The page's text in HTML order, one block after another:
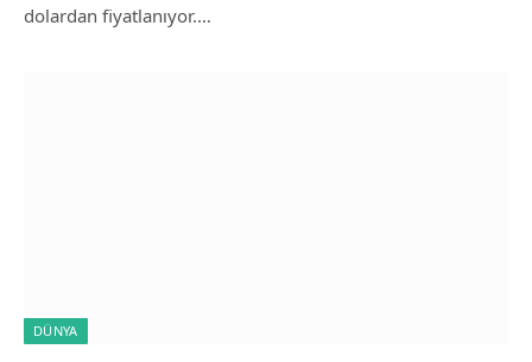
dolardan fiyatlanıyor.…
DÜNYA